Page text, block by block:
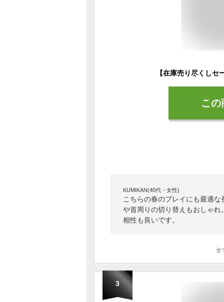
こ
KUMIKAN(40代・女性)
こちらの春のプレイにも最適
や首周りの切り替えもおしゃ
相性も良いです。
全
3